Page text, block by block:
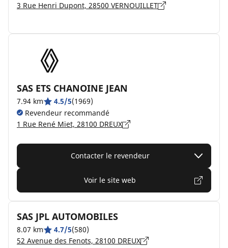
3 Rue Henri Dupont, 28500 VERNOUILLET
SAS ETS CHANOINE JEAN
7.94 km 4.5/5(1969)
Revendeur recommandé
1 Rue René Miet, 28100 DREUX
Contacter le revendeur
Voir le site web
SAS JPL AUTOMOBILES
8.07 km 4.7/5(580)
52 Avenue des Fenots, 28100 DREUX